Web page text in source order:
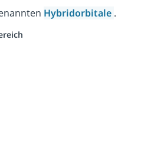
Hybridorbitale .